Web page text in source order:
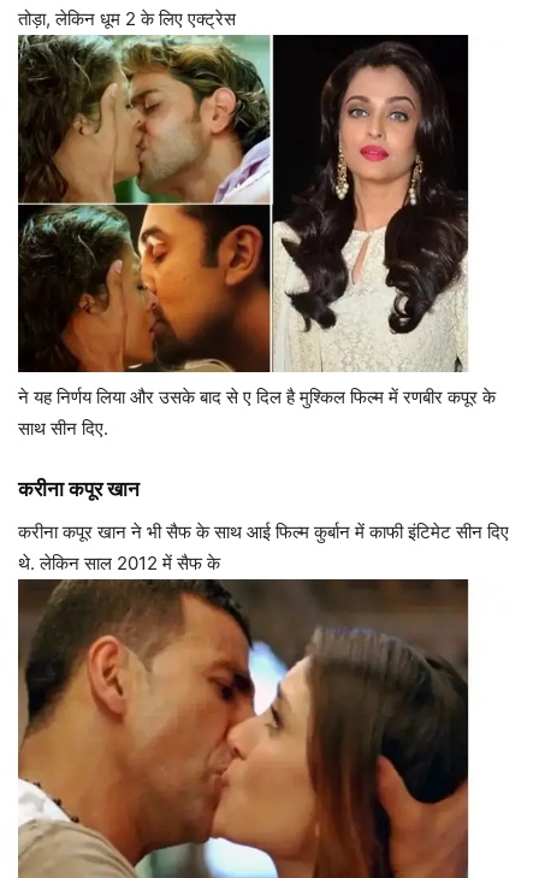
तोड़ा, लेकिन धूम 2 के लिए एक्ट्रेस
ने यह निर्णय लिया और उसके बाद से ए दिल है मुश्किल फिल्म में रणबीर कपूर के
साथ सीन दिए.
करीना कपूर खान
करीना कपूर खान ने भी सैफ के साथ आई फिल्म कुर्बान में काफी इंटिमेट सीन दिए
थे. लेकिन साल 2012 में सैफ के